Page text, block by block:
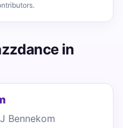
in
Bennekom